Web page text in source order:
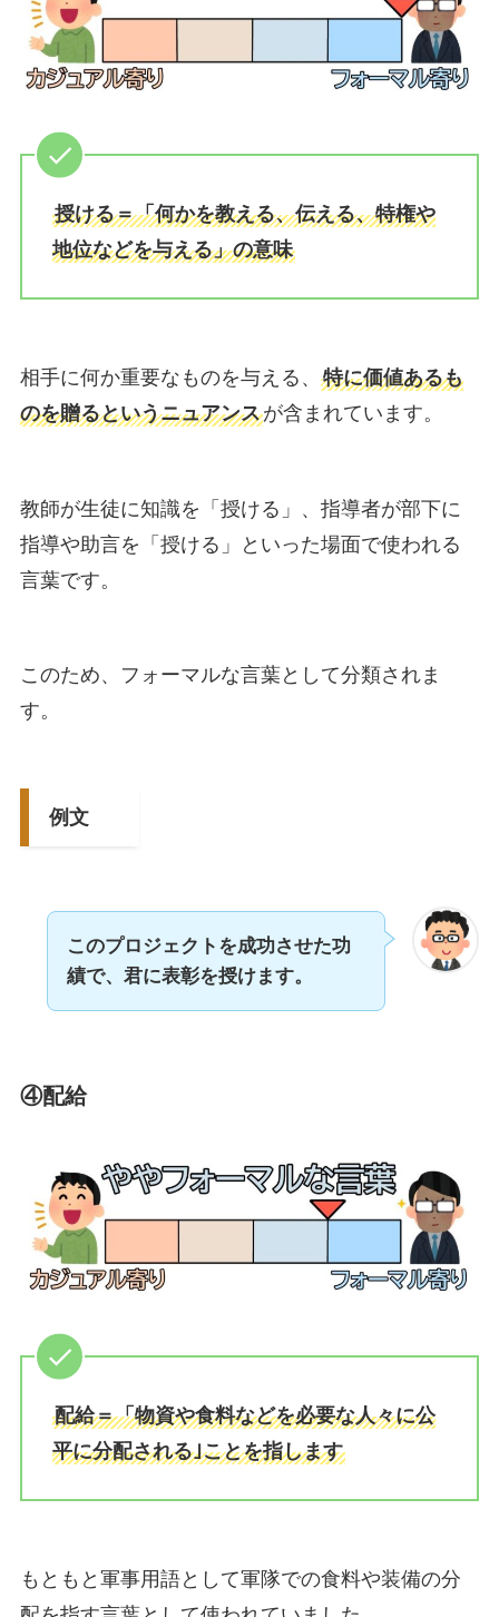
授ける＝「何かを教える、伝える、特権や
地位などを与える」の意味
相手に何か重要なものを与える、 特に価値あるも
のを贈るというニュアンスが含まれています。
教師が生徒に知識を「授ける」、指導者が部下に
指導や助言を「授ける」といった場面で使われる
言葉です。
このため、フォーマルな言葉として分類されま
す。
例文
このプロジェクトを成功させた功
績で、君に表彰を授けます。
④配給
配給＝「物資や食料などを必要な人々に公
平に分配される｣ことを指します
もともと軍事用語として軍隊での食料や装備の分